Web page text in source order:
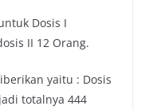
Dosis I
II 12 Orang.
yaitu : Dosis
totalnya 444